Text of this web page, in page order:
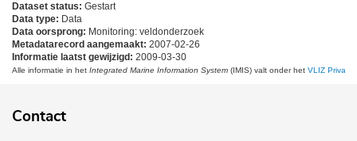
Dataset status: Gestart
Data type: Data
Data oorsprong: Monitoring: veldonderzoek
Metadatarecord aangemaakt: 2007-02-26
Informatie laatst gewijzigd: 2009-03-30
Alle informatie in het Integrated Marine Information System (IMIS) valt onder het VLIZ Privacy
Contact